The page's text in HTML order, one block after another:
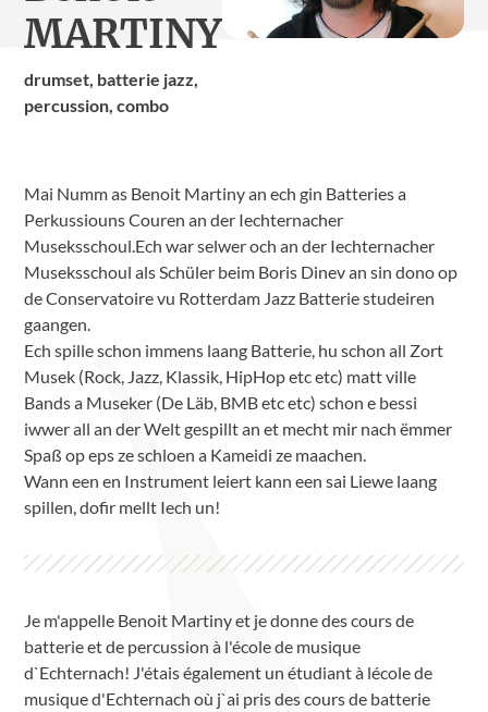
MARTINY
drumset, batterie jazz,
percussion, combo
Mai Numm as Benoit Martiny an ech gin Batteries a
Perkussiouns Couren an der Iechternacher
Museksschoul.Ech war selwer och an der Iechternacher
Museksschoul als Schüler beim Boris Dinev an sin dono op
de Conservatoire vu Rotterdam Jazz Batterie studeiren
gaangen.
Ech spille schon immens laang Batterie, hu schon all Zort
Musek (Rock, Jazz, Klassik, HipHop etc etc) matt ville
Bands a Museker (De Läb, BMB etc etc) schon e bessi
iwwer all an der Welt gespillt an et mecht mir nach ëmmer
Spaß op eps ze schloen a Kameidi ze maachen.
Wann een en Instrument leiert kann een sai Liewe laang
spillen, dofir mellt Iech un!
Je m'appelle Benoit Martiny et je donne des cours de
batterie et de percussion à l'école de musique
d`Echternach! J'étais également un étudiant à lécole de
musique d'Echternach où j`ai pris des cours de batterie